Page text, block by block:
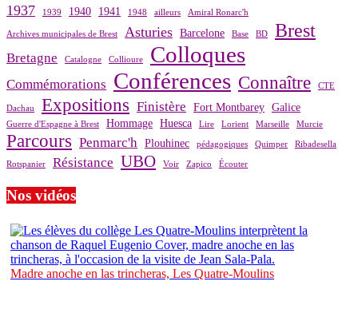
1937 1939 1940 1941 1948 ailleurs Amiral Ronarc'h
Archives municipales de Brest Asturies Barcelone Base BD Brest
Bretagne Catalogne Collioure Colloques
Commémorations Conférences Connaître CTE
Dachau Expositions Finistère Fort Montbarey Galice
Guerre d'Espagne à Brest Hommage Huesca Lire Lorient Marseille Murcie
Parcours Penmarc'h Plouhinec pédagogiques Quimper Ribadesella
Rotspanier Résistance UBO Voir Zapico Écouter
Nos vidéos
Madre anoche en las trincheras, Les Quatre-Moulins